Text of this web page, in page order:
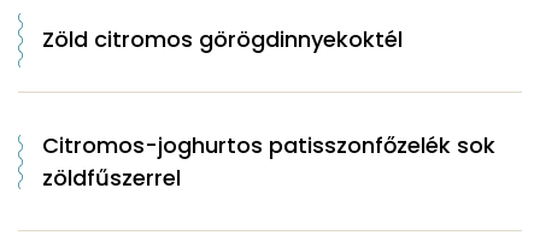
Zöld citromos görögdinnyekoktél
Citromos-joghurtos patisszonfőzelék sok
zöldfűszerrel